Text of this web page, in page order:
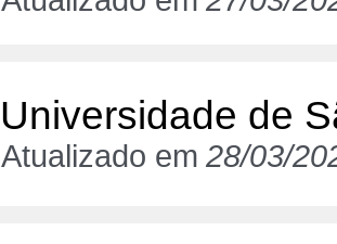
Universidade de
Atualizado em28/03/